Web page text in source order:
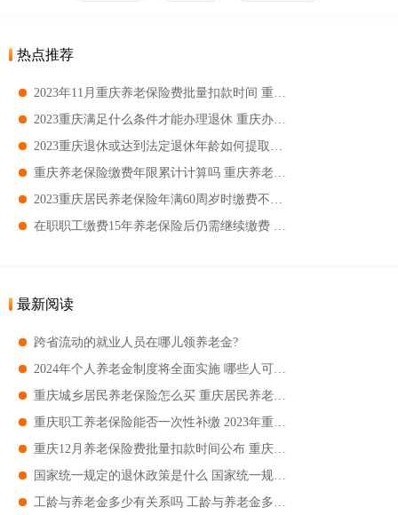
热点推荐
最新阅读
跨省流动的就业人员在哪儿领养老金?